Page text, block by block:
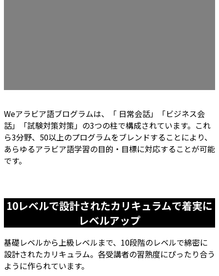
Weアラビア語ブログラムは、「 日常会話」「ビジネス会
話」「試験対策対策」の3つの柱で構成されています。これ
ら3分野、50以上のプログラムをブレンドすることにより、
あらゆるアラビア語学習の目的・目標に対応することが可能
です。
10レベルで設計されたカリキュラムで着実に
レベルアップ
基礎レベルから上級レベルまで、10段階のレベルで綿密に
設計されたカリキュラム。各受講者の習熟度にぴったり合う
ように作られています。